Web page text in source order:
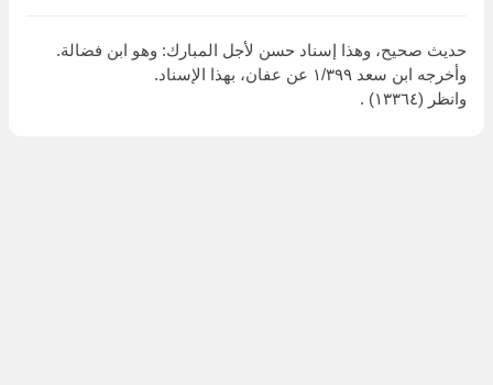
حديث صحيح، وهذا إسناد حسن لأجل المبارك: وهو ابن فضالة.
وأخرجه ابن سعد ١/٣٩٩ عن عفان، بهذا الإسناد.
وانظر (١٣٣٦٤) .